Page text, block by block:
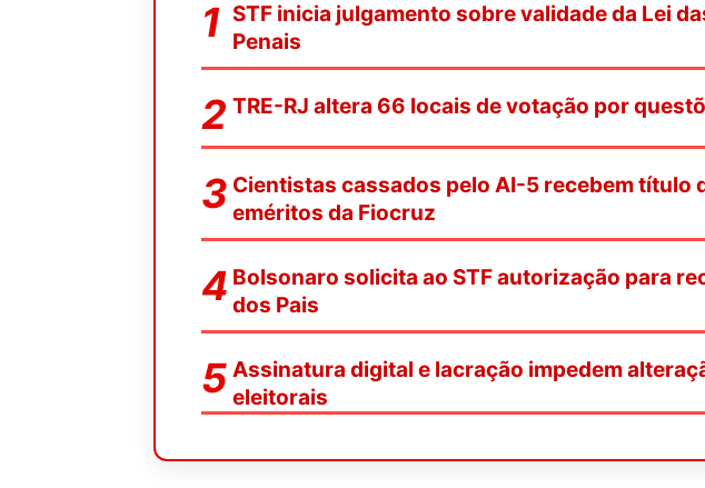
STF inicia julgamento sobre validade da Lei
Penais
TRE-RJ altera 66 locais de votação por
Cientistas cassados pelo AI-5 recebem título
eméritos da Fiocruz
Bolsonaro solicita ao STF autorização para
dos Pais
Assinatura digital e lacração impedem
eleitorais